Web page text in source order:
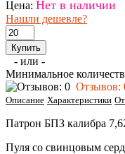
Цена: Нет в наличии
Нашли дешевле?
- или -
Минимальное
Отзывов:
Описание Характеристики
Патрон БПЗ калибра
Пуля со свинцовым